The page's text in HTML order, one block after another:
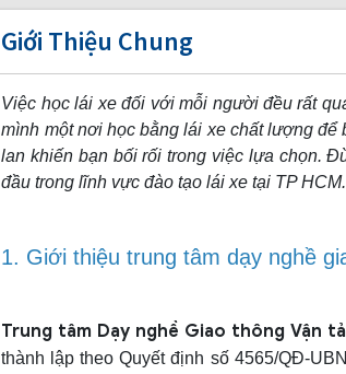
Giới Thiệu Chung
Việc học lái xe đối với mỗi người đều rất
mình một nơi học bằng lái xe chất lượng
lan khiến bạn bối rối trong việc lựa chọn.
đầu trong lĩnh vực đào tạo lái xe tại TP
1. Giới thiệu trung tâm dạy nghề
Trung tâm Dạy nghề Giao thông Vận
thành lập theo Quyết định số 4565/QĐ-